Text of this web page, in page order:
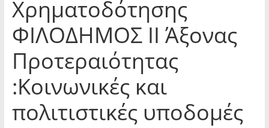
Χρηματοδότησης
ΦΙΛΟΔΗΜΟΣ ΙΙ Άξονας
Προτεραιότητας
:Κοινωνικές και
πολιτιστικές υποδομές